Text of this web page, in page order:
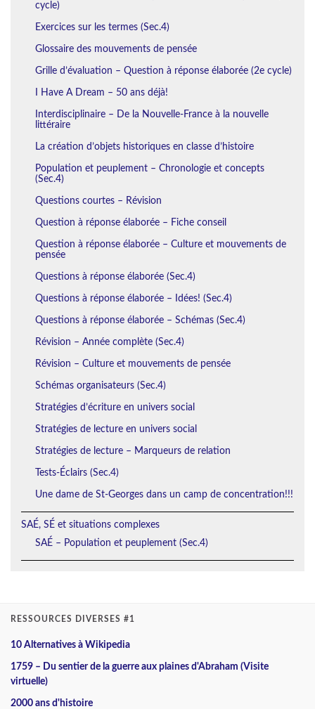
cycle)
Exercices sur les termes (Sec.4)
Glossaire des mouvements de pensée
Grille d’évaluation – Question à réponse élaborée (2e cycle)
I Have A Dream – 50 ans déjà!
Interdisciplinaire – De la Nouvelle-France à la nouvelle
littéraire
La création d’objets historiques en classe d’histoire
Population et peuplement – Chronologie et concepts
(Sec.4)
Questions courtes – Révision
Question à réponse élaborée – Fiche conseil
Question à réponse élaborée – Culture et mouvements de
pensée
Questions à réponse élaborée (Sec.4)
Questions à réponse élaborée – Idées! (Sec.4)
Questions à réponse élaborée – Schémas (Sec.4)
Révision – Année complète (Sec.4)
Révision – Culture et mouvements de pensée
Schémas organisateurs (Sec.4)
Stratégies d’écriture en univers social
Stratégies de lecture en univers social
Stratégies de lecture – Marqueurs de relation
Tests-Éclairs (Sec.4)
Une dame de St-Georges dans un camp de concentration!!!
SAÉ, SÉ et situations complexes
SAÉ – Population et peuplement (Sec.4)
RESSOURCES DIVERSES #1
10 Alternatives à Wikipedia
1759 – Du sentier de la guerre aux plaines d'Abraham (Visite
virtuelle)
2000 ans d'histoire